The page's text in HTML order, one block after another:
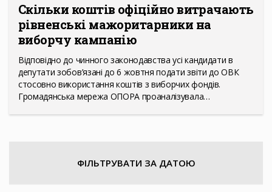
Скільки коштів офіційно витрачають
рівненські мажоритарники на
виборчу кампанію
Відповідно до чинного законодавства усі кандидати в
депутати зобов’язані до 6 жовтня подати звіти до ОВК
стосовно використання коштів з виборчих фондів.
Громадянська мережа ОПОРА проаналізувала…
ФІЛЬТРУВАТИ ЗА ДАТОЮ